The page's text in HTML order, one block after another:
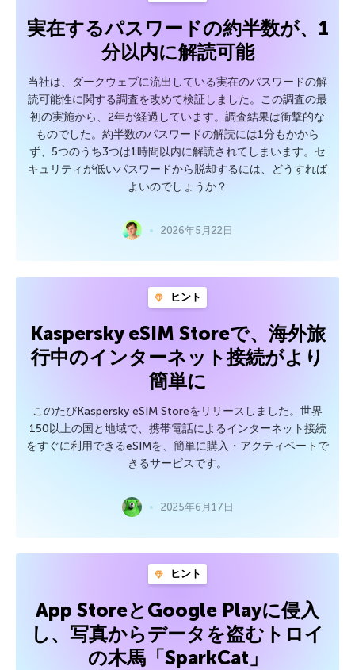
実在するパスワードの約半数が、1
分以内に解読可能
当社は、ダークウェブに流出している実在のパスワードの解
読可能性に関する調査を改めて検証しました。この調査の最
初の実施から、2年が経過しています。調査結果は衝撃的な
ものでした。約半数のパスワードの解読には1分もかから
ず、5つのうち3つは1時間以内に解読されてしまいます。セ
キュリティが低いパスワードから脱却するには、どうすれば
よいのでしょうか？
2026年5月22日
ヒント
Kaspersky eSIM Storeで、海外旅
行中のインターネット接続がより
簡単に
このたびKaspersky eSIM Storeをリリースしました。世界
150以上の国と地域で、携帯電話によるインターネット接続
をすぐに利用できるeSIMを、簡単に購入・アクティベートで
きるサービスです。
2025年6月17日
ヒント
App StoreとGoogle Playに侵入
し、写真からデータを盗むトロイ
の木馬「SparkCat」